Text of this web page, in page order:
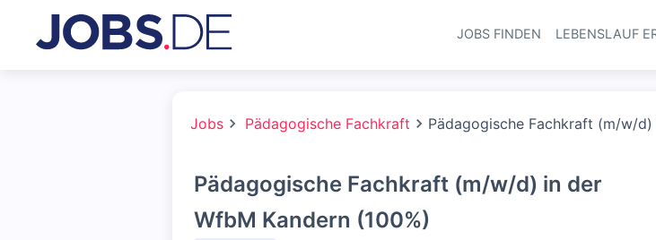
JOBS FINDEN LEBENSLAUF
Jobs Pädagogische Fachkraft Pädagogische Fachkraft (m/w/
Pädagogische Fachkraft (m/w/d) in der
WfbM Kandern (100%)